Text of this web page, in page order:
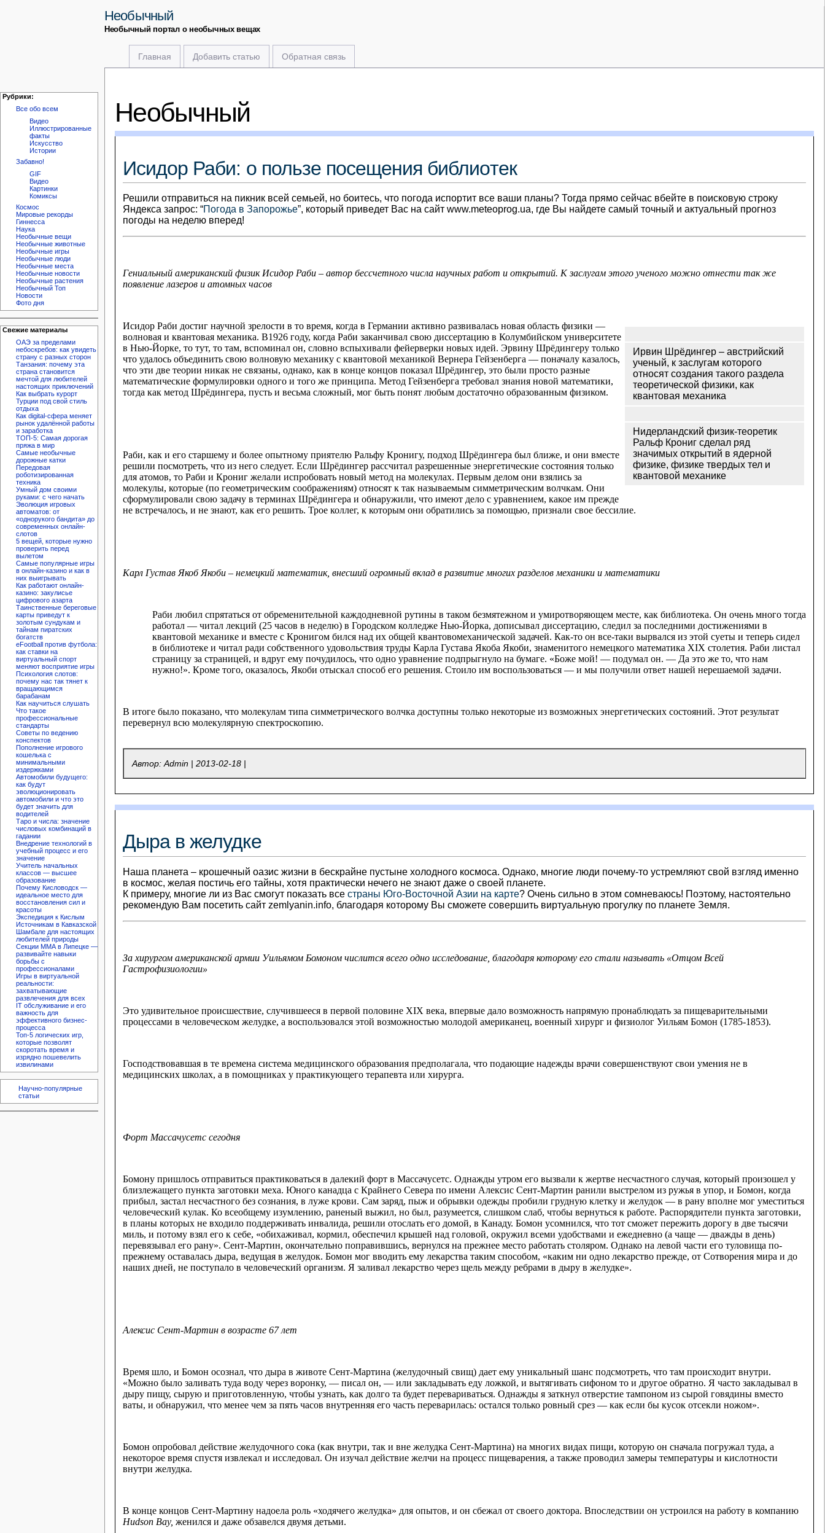
Необычный
Необычный портал о необычных вещах
Рубрики:
Все обо всем
Видео
Иллюстрированные
факты
Искусство
Истории
Забавно!
GIF
Видео
Картинки
Комиксы
Космос
Мировые рекорды
Гиннесса
Наука
Необычные вещи
Необычные животные
Необычные игры
Необычные люди
Необычные места
Необычные новости
Необычные растения
Необычный Топ
Новости
Фото дня
Свежие материалы
ОАЭ за пределами
небоскребов: как увидеть
страну с разных сторон
Танзания: почему эта
страна становится
мечтой для любителей
настоящих приключений
Как выбрать курорт
Турции под свой стиль
отдыха
Как digital-сфера меняет
рынок удалённой работы
и заработка
ТОП-5: Самая дорогая
пряжа в мир
Самые необычные
дорожные катки
Передовая
роботизированная
техника
Умный дом своими
руками: с чего начать
Эволюция игровых
автоматов: от
«однорукого бандита» до
современных онлайн-
слотов
5 вещей, которые нужно
проверить перед
вылетом
Самые популярные игры
в онлайн-казино и как в
них выигрывать
Как работают онлайн-
казино: закулисье
цифрового азарта
Таинственные береговые
карты приведут к
золотым сундукам и
тайнам пиратских
богатств
eFootball против футбола:
как ставки на
виртуальный спорт
меняют восприятие игры
Психология слотов:
почему нас так тянет к
вращающимся
барабанам
Как научиться слушать
Что такое
профессиональные
стандарты
Советы по ведению
конспектов
Пополнение игрового
кошелька с
минимальными
издержками
Автомобили будущего:
как будут
эволюционировать
автомобили и что это
будет значить для
водителей
Таро и числа: значение
числовых комбинаций в
гадании
Внедрение технологий в
учебный процесс и его
значение
Учитель начальных
классов — высшее
образование
Почему Кисловодск —
идеальное место для
восстановления сил и
красоты
Экспедиция к Кислым
Источникам в Кавказской
Шамбале для настоящих
любителей природы
Секции ММА в Липецке —
развивайте навыки
борьбы с
профессионалами
Игры в виртуальной
реальности:
захватывающие
развлечения для всех
IT обслуживание и его
важность для
эффективного бизнес-
процесса
Топ-5 логических игр,
которые позволят
скоротать время и
изрядно пошевелить
извилинами
Научно-популярные
статьи
Главная Добавить статью Обратная связь
Необычный
Исидор Раби: о пользе посещения библиотек
Решили отправиться на пикник всей семьей, но боитесь, что погода испортит все ваши планы? Тогда прямо сейчас вбейте в поисковую строку
Яндекса запрос: “Погода в Запорожье”, который приведет Вас на сайт www.meteoprog.ua, где Вы найдете самый точный и актуальный прогноз
погоды на неделю вперед!
Гениальный американский физик Исидор Раби – автор бессчетного числа научных работ и открытий. К заслугам этого ученого можно отнести так же
появление лазеров и атомных часов
Ирвин Шрёдингер – австрийский
ученый, к заслугам которого
относят создания такого раздела
теоретической физики, как
квантовая механика
Нидерландский физик-теоретик
Ральф Крониг сделал ряд
значимых открытий в ядерной
физике, физике твердых тел и
квантовой механике
Исидор Раби достиг научной зрелости в то время, когда в Германии активно развивалась новая область физики —
волновая и квантовая механика. В1926 году, когда Раби заканчивал свою диссертацию в Колумбийском университете
в Нью-Йорке, то тут, то там, вспоминал он, словно вспыхивали фейерверки новых идей. Эрвину Шрёдингеру только
что удалось объединить свою волновую механику с квантовой механикой Вернера Гейзенберга — поначалу казалось,
что эти две теории никак не связаны, однако, как в конце концов показал Шрёдингер, это были просто разные
математические формулировки одного и того же принципа. Метод Гейзенберга требовал знания новой математики,
тогда как метод Шрёдингера, пусть и весьма сложный, мог быть понят любым достаточно образованным физиком.
Раби, как и его старшему и более опытному приятелю Ральфу Кронигу, подход Шрёдингера был ближе, и они вместе
решили посмотреть, что из него следует. Если Шрёдингер рассчитал разрешенные энергетические состояния только
для атомов, то Раби и Крониг желали испробовать новый метод на молекулах. Первым делом они взялись за
молекулы, которые (по геометрическим соображениям) относят к так называемым симметрическим волчкам. Они
сформулировали свою задачу в терминах Шрёдингера и обнаружили, что имеют дело с уравнением, какое им прежде
не встречалось, и не знают, как его решить. Трое коллег, к которым они обратились за помощью, признали свое бессилие.
Карл Густав Якоб Якоби – немецкий математик, внесший огромный вклад в развитие многих разделов механики и математики
Раби любил спрятаться от обременительной каждодневной рутины в таком безмятежном и умиротворяющем месте, как библиотека. Он очень много тогда
работал — читал лекций (25 часов в неделю) в Городском колледже Нью-Йорка, дописывал диссертацию, следил за последними достижениями в
квантовой механике и вместе с Кронигом бился над их общей квантовомеханической задачей. Как-то он все-таки вырвался из этой суеты и теперь сидел
в библиотеке и читал ради собственного удовольствия труды Карла Густава Якоба Якоби, знаменитого немецкого математика XIX столетия. Раби листал
страницу за страницей, и вдруг ему почудилось, что одно уравнение подпрыгнуло на бумаге. «Боже мой! — подумал он. — Да это же то, что нам
нужно!». Кроме того, оказалось, Якоби отыскал способ его решения. Стоило им воспользоваться — и мы получили ответ нашей нерешаемой задачи.
В итоге было показано, что молекулам типа симметрического волчка доступны только некоторые из возможных энергетических состояний. Этот результат
перевернул всю молекулярную спектроскопию.
Автор: Admin | 2013-02-18|
Дыра в желудке
Наша планета – крошечный оазис жизни в бескрайне пустыне холодного космоса. Однако, многие люди почему-то устремляют свой взгляд именно
в космос, желая постичь его тайны, хотя практически нечего не знают даже о своей планете.
К примеру, многие ли из Вас смогут показать все страны Юго-Восточной Азии на карте? Очень сильно в этом сомневаюсь! Поэтому, настоятельно
рекомендую Вам посетить сайт zemlyanin.info, благодаря которому Вы сможете совершить виртуальную прогулку по планете Земля.
За хирургом американской армии Уильямом Бомоном числится всего одно исследование, благодаря которому его стали называть «Отцом Всей
Гастрофизиологии»
Это удивительное происшествие, случившееся в первой половине XIX века, впервые дало возможность напрямую пронаблюдать за пищеварительными
процессами в человеческом желудке, а воспользовался этой возможностью молодой американец, военный хирург и физиолог Уильям Бомон (1785-1853).
Господствовавшая в те времена система медицинского образования предполагала, что подающие надежды врачи совершенствуют свои умения не в
медицинских школах, а в помощниках у практикующего терапевта или хирурга.
Форт Массачусетс сегодня
Бомону пришлось отправиться практиковаться в далекий форт в Массачусетс. Однажды утром его вызвали к жертве несчастного случая, который произошел у
близлежащего пункта заготовки меха. Юного канадца с Крайнего Севера по имени Алексис Сент-Мартин ранили выстрелом из ружья в упор, и Бомон, когда
прибыл, застал несчастного без сознания, в луже крови. Сам заряд, пыж и обрывки одежды пробили грудную клетку и желудок — в рану вполне мог уместиться
человеческий кулак. Ко всеобщему изумлению, раненый выжил, но был, разумеется, слишком слаб, чтобы вернуться к работе. Распорядители пункта заготовки,
в планы которых не входило поддерживать инвалида, решили отослать его домой, в Канаду. Бомон усомнился, что тот сможет пережить дорогу в две тысячи
миль, и потому взял его к себе, «обихаживал, кормил, обеспечил крышей над головой, окружил всеми удобствами и ежедневно (а чаще — дважды в день)
перевязывал его рану». Сент-Мартин, окончательно поправившись, вернулся на прежнее место работать столяром. Однако на левой части его туловища по-
прежнему оставалась дыра, ведущая в желудок. Бомон мог вводить ему лекарства таким способом, «каким ни одно лекарство прежде, от Сотворения мира и до
наших дней, не поступало в человеческий организм. Я заливал лекарство через щель между ребрами в дыру в желудке».
Алексис Сент-Мартин в возрасте 67 лет
Время шло, и Бомон осознал, что дыра в животе Сент-Мартина (желудочный свищ) дает ему уникальный шанс подсмотреть, что там происходит внутри.
«Можно было заливать туда воду через воронку, — писал он, — или закладывать еду ложкой, и вытягивать сифоном то и другое обратно. Я часто закладывал в
дыру пищу, сырую и приготовленную, чтобы узнать, как долго та будет перевариваться. Однажды я заткнул отверстие тампоном из сырой говядины вместо
ваты, и обнаружил, что менее чем за пять часов внутренняя его часть переварилась: остался только ровный срез — как если бы кусок отсекли ножом».
Бомон опробовал действие желудочного сока (как внутри, так и вне желудка Сент-Мартина) на многих видах пищи, которую он сначала погружал туда, а
некоторое время спустя извлекал и исследовал. Он изучал действие желчи на процесс пищеварения, а также проводил замеры температуры и кислотности
внутри желудка.
В конце концов Сент-Мартину надоела роль «ходячего желудка» для опытов, и он сбежал от своего доктора. Впоследствии он устроился на работу в компанию
Hudson Bay, женился и даже обзавелся двумя детьми.